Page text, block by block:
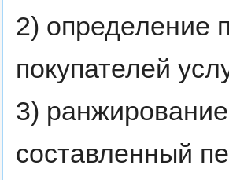
2) определение
покупателей
3)
составленный